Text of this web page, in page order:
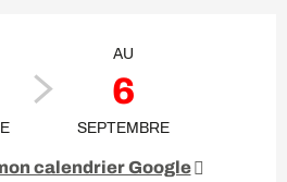
AU
6
SEPTEMBRE
calendrier Google